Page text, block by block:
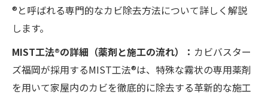
®と呼ばれる専門的なカビ除去方法について詳しく解説
します。
MIST工法®の詳細（薬剤と施工の流れ）： カビバスター
ズ福岡が採用するMIST工法®は、特殊な霧状の専用薬剤
を用いて家屋内のカビを徹底的に除去する革新的な施工